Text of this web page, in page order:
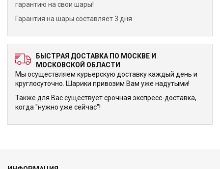
гарантию на свои шары!
Гарантия на шары составляет 3 дня
БЫСТРАЯ ДОСТАВКА ПО МОСКВЕ И
МОСКОВСКОЙ ОБЛАСТИ
Мы осуществляем курьерскую доставку каждый день и
круглосуточно. Шарики привозим Вам уже надутыми!
Также для Вас существует срочная экспресс-доставка,
когда "нужно уже сейчас"!